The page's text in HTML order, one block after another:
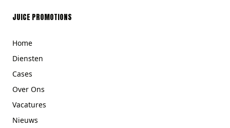
JUICE PROMOTIONS
Home
Diensten
Cases
Over Ons
Vacatures
Nieuws